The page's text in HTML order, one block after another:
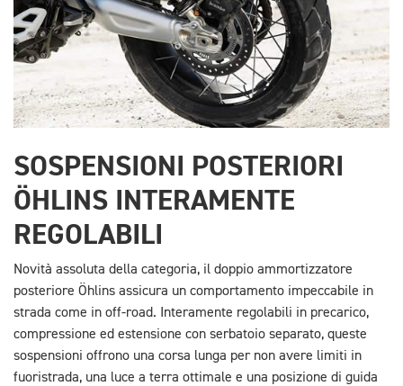
SOSPENSIONI POSTERIORI
ÖHLINS INTERAMENTE
REGOLABILI
Novità assoluta della categoria, il doppio ammortizzatore
posteriore Öhlins assicura un comportamento impeccabile in
strada come in off-road. Interamente regolabili in precarico,
compressione ed estensione con serbatoio separato, queste
sospensioni offrono una corsa lunga per non avere limiti in
fuoristrada, una luce a terra ottimale e una posizione di guida